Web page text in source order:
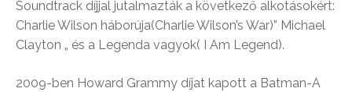
Soundtrack díjjal jutalmazták a következő alkotásokért:
Charlie Wilson háborúja(Charlie Wilson’s War)” Michael
Clayton „ és a Legenda vagyok( I Am Legend).
2009-ben Howard Grammy díjat kapott a Batman-A